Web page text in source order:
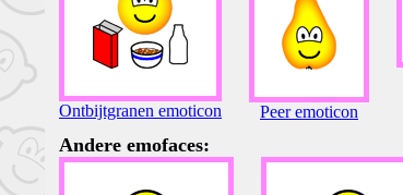
Ontbijtgranen emoticon Peer emoticon
Andere emofaces: